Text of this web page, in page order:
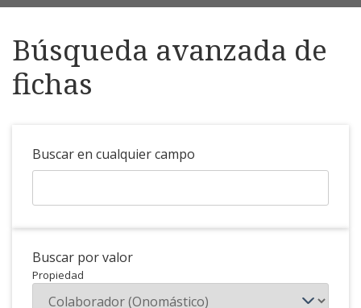
Búsqueda avanzada de
fichas
Buscar en cualquier campo
Buscar por valor
Propiedad